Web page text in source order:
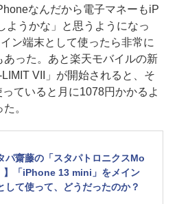
なんだから電子マネーもiP
ようかな」と思うようになっ
ン端末として使ったら非常に
あった。あと楽天モバイルの新
VII」が開始されると、そ
ていると月に1078円かかるよ
。
パ齋藤の「スタパトロニクスMo
】「iPhone 13 mini」をメイン
して使って、どうだったのか？